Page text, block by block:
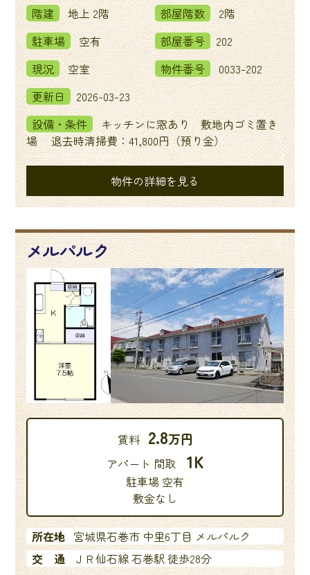
階建
地上 2階 部屋階数
2階
駐車場
空有 部屋番号
202
現況
空室 物件番号
0033-202
更新日
2026-03-23
設備・条件
キッチンに窓あり 敷地内ゴミ置き
場 退去時清掃費：41,800円（預り金）
物件の詳細を見る
メルパルク
賃料 2.8万円
アパート 間取 1K
駐車場 空有
敷金なし
所在地 宮城県石巻市 中里6丁目 メルパルク
交 通
ＪＲ仙石線 石巻駅 徒歩28分